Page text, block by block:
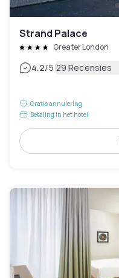
Strand Palace
Greater London
4.2/5|29 Recensies
Gratis annulering
Betaling in het hotel